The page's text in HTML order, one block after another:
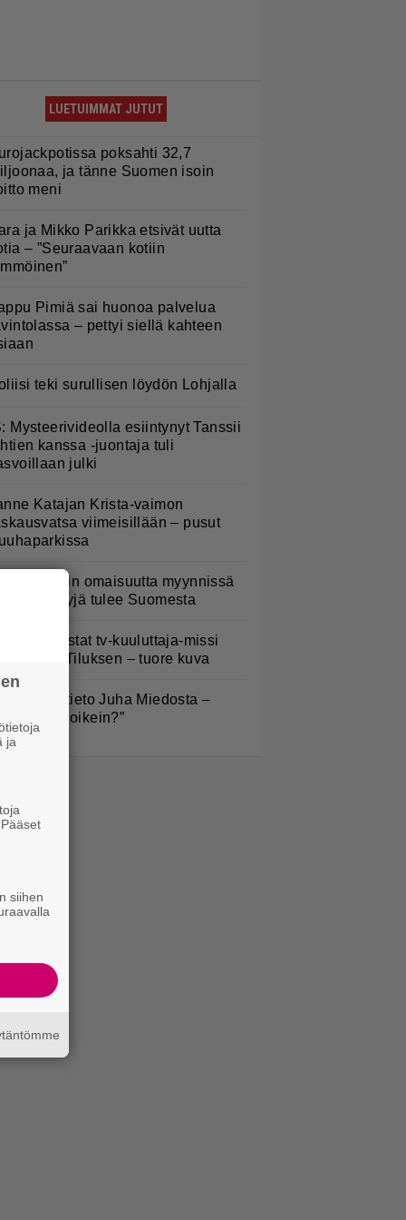
LUETUIMMAT JUTUT
poksahti 32,7
ja tänne Suomen isoin
meni
ja Mikko Parikka etsivät uutta
– ”Seuraavaan kotiin
Pimiä sai huonoa palvelua
– pettyi siellä kahteen
teki surullisen löydön Lohjalla
Mysteerivideolla esiintynyt Tanssii
kanssa -juontaja tuli
julki
Katajan Krista-vaimon
viimeisillään – pusut
Belórfin omaisuutta myynnissä
jälleenmyyjä tulee Suomesta
muistat tv-kuuluttaja-missi
Liisa Tiluksen – tuore kuva
tieto Juha Miedosta –
tämä oikein?”
ja
siihen